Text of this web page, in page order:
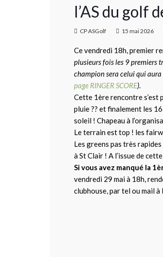
l’AS du golf
CP ASGolf 15 mai 2026
Ce vendredi 18h, premier
plusieurs fois les 9 premiers
champion sera celui qui aura
page RINGER SCORE).
Cette 1ère rencontre s’est
pluie ?? et finalement les
soleil ! Chapeau à
Le terrain est top ! les
Les greens pas très
à St Clair ! A l’issue de
Si vous avez manqué la
vendredi 29 mai à 18h,
clubhouse, par tel ou mail à